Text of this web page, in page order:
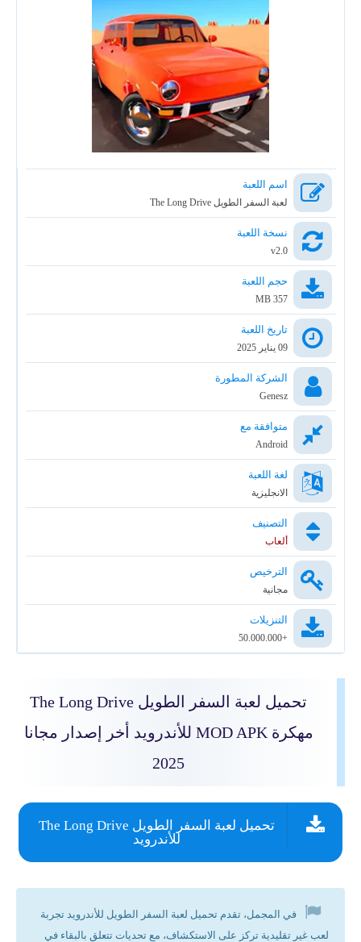
اسم اللعبة
لعبة السفر الطويل The Long Drive
نسخة اللعبة
v2.0
حجم اللعبة
357 MB
تاريخ اللعبة
09 يناير 2025
الشركة المطورة
Genesz
متوافقة مع
Android
لغة اللعبة
الانجليزية
التصنيف
ألعاب
الترخيص
مجانية
التنزيلات
+50.000.000
تحميل لعبة السفر الطويل The Long Drive
مهكرة MOD APK للأندرويد أخر إصدار مجانا
2025
تحميل لعبة السفر الطويل The Long Drive
للأندرويد
في المجمل، تقدم تحميل لعبة السفر الطويل للأندرويد تجربة
لعب غير تقليدية تركز على الاستكشاف، مع تحديات تتعلق بالبقاء في